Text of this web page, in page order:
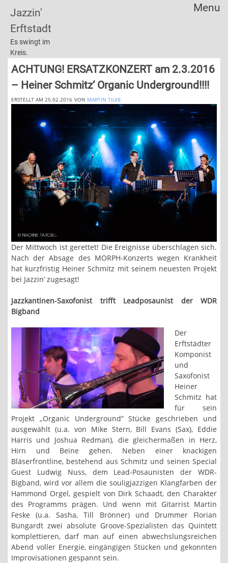
Jazzin'
Erftstadt
Es swingt im
Kreis.
Menu
ACHTUNG! ERSATZKONZERT am 2.3.2016
– Heiner Schmitz‘ Organic Underground!!!!
ERSTELLT AM 25.02.2016 VON MARTIN TILKE
Der Mittwoch ist gerettet! Die Ereignisse überschlagen sich.
Nach der Absage des MORPH-Konzerts wegen Krankheit
hat kurzfristig Heiner Schmitz mit seinem neuesten Projekt
bei Jazzin‘ zugesagt!
Jazzkantinen-Saxofonist trifft Leadposaunist der WDR
Bigband
Der
Erftstädter
Komponist
und
Saxofonist
Heiner
Schmitz hat
für sein
Projekt „Organic Underground“ Stücke geschrieben und
ausgewählt (u.a. von Mike Stern, Bill Evans (Sax), Eddie
Harris und Joshua Redman), die gleichermaßen in Herz,
Hirn und Beine gehen. Neben einer knackigen
Bläserfrontline, bestehend aus Schmitz und seinen Special
Guest Ludwig Nuss, dem Lead-Posaunisten der WDR-
Bigband, wird vor allem die souligjazzigen Klangfarben der
Hammond Orgel, gespielt von Dirk Schaadt, den Charakter
des Programms prägen. Und wenn mit Gitarrist Martin
Feske (u.a. Sasha, Till Brönner) und Drummer Florian
Bungardt zwei absolute Groove-Spezialisten das Quintett
komplettieren, darf man auf einen abwechslungsreichen
Abend voller Energie, eingängigen Stücken und gekonnten
Improvisationen gespannt sein.